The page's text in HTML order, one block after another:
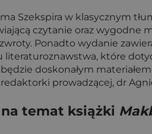
Szekspira w klasycznym
czytanie oraz wygodne
Ponadto wydanie
literaturoznawstwa, które
doskonałym
prowadzącej, dr
temat książki